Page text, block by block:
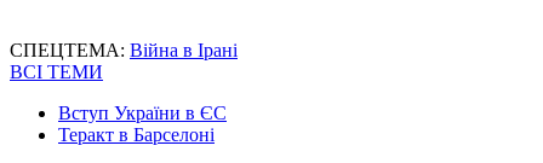
СПЕЦТЕМА: Війна в Ірані
ВСІ ТЕМИ
Вступ України в ЄС
Теракт в Барселоні